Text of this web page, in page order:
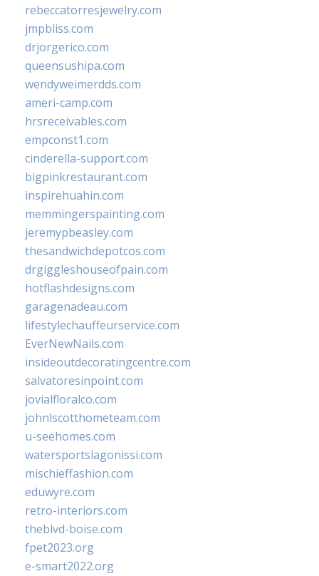
rebeccatorresjewelry.com
jmpbliss.com
drjorgerico.com
queensushipa.com
wendyweimerdds.com
ameri-camp.com
hrsreceivables.com
empconst1.com
cinderella-support.com
bigpinkrestaurant.com
inspirehuahin.com
memmingerspainting.com
jeremypbeasley.com
thesandwichdepotcos.com
drgiggleshouseofpain.com
hotflashdesigns.com
garagenadeau.com
lifestylechauffeurservice.com
EverNewNails.com
insideoutdecoratingcentre.com
salvatoresinpoint.com
jovialfloralco.com
johnlscotthometeam.com
u-seehomes.com
watersportslagonissi.com
mischieffashion.com
eduwyre.com
retro-interiors.com
theblvd-boise.com
fpet2023.org
e-smart2022.org